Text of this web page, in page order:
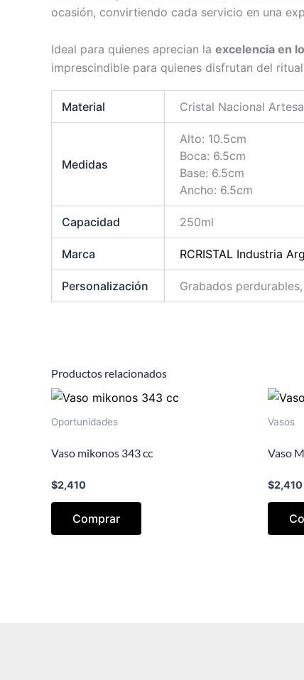
ocasión, convirtiendo cada servicio en una
Ideal para quienes aprecian la excelencia en
imprescindible para quienes disfrutan del
Material Cristal Nacional
Medidas
Alto: 10.5cm
Boca: 6.5cm
Base: 6.5cm
Ancho: 6.5cm
Capacidad 250ml
Marca RCRISTAL Industria
Personalización Grabados
Productos relacionados
Oportunidades
Vaso mikonos 343 cc
$2,410
Comprar
Vasos
Vaso
$2,410